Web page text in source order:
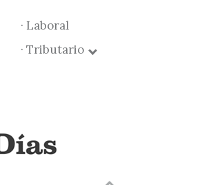
· Laboral
· Tributario